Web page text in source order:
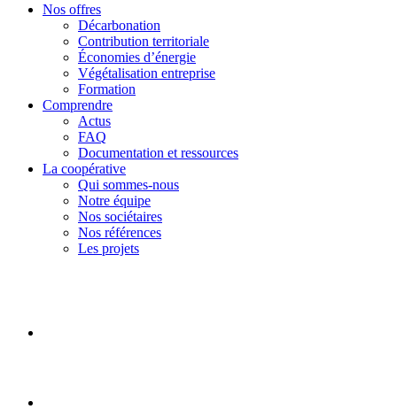
Nos offres
Décarbonation
Contribution territoriale
Économies d’énergie
Végétalisation entreprise
Formation
Comprendre
Actus
FAQ
Documentation et ressources
La coopérative
Qui sommes-nous
Notre équipe
Nos sociétaires
Nos références
Les projets